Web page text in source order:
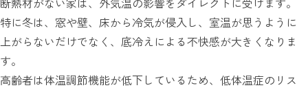
特に冬は、窓や壁、床から冷気が侵入し、室温が思うように
上がらないだけでなく、底冷えによる不快感が大きくなりま
す。
高齢者は体温調節機能が低下しているため、低体温症のリス